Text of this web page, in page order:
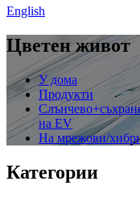
English
Цветен живот
У дома
Продукти
на EV
На мрежови/
Категории